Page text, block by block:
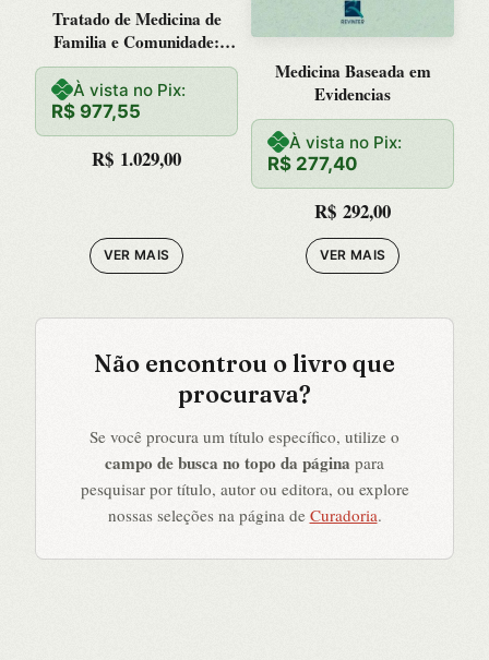
Tratado de Medicina de
Familia e Comunidade:
Principios, Formacao e
Pratica
À vista no Pix:
R$ 977,55
R$ 1.029,00
VER MAIS
Medicina Baseada em
Evidencias
À vista no Pix:
R$ 277,40
R$ 292,00
VER MAIS
Não encontrou o livro que
procurava?
Se você procura um título específico, utilize o
campo de busca no topo da página para
pesquisar por título, autor ou editora, ou explore
nossas seleções na página de Curadoria.